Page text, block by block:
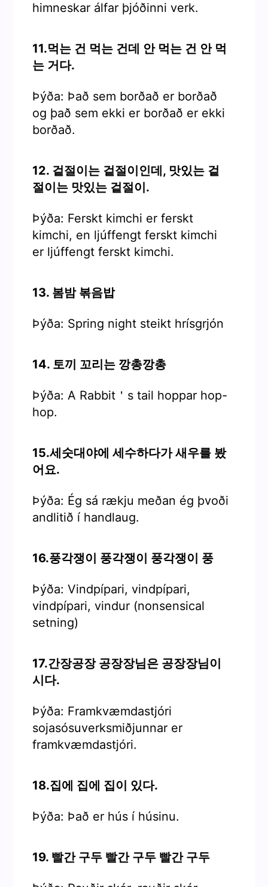
himneskar álfar þjóðinni verk.
11.먹는 건 먹는 건데 안 먹는 건 안 먹
는 거다.
Þýða: Það sem borðað er borðað
og það sem ekki er borðað er ekki
borðað.
12. 겉절이는 겉절이인데, 맛있는 겉
절이는 맛있는 겉절이.
Þýða: Ferskt kimchi er ferskt
kimchi, en ljúffengt ferskt kimchi
er ljúffengt ferskt kimchi.
13. 봄밤 볶음밥
Þýða: Spring night steikt hrísgrjón
14. 토끼 꼬리는 깡총깡총
Þýða: A Rabbit＇s tail hoppar hop-
hop.
15.세숫대야에 세수하다가 새우를 봤
어요.
Þýða: Ég sá rækju meðan ég þvoði
andlitið í handlaug.
16.풍각쟁이 풍각쟁이 풍각쟁이 풍
Þýða: Vindpípari, vindpípari,
vindpípari, vindur (nonsensical
setning)
17.간장공장 공장장님은 공장장님이
시다.
Þýða: Framkvæmdastjóri
sojasósuverksmiðjunnar er
framkvæmdastjóri.
18.집에 집에 집이 있다.
Þýða: Það er hús í húsinu.
19. 빨간 구두 빨간 구두 빨간 구두